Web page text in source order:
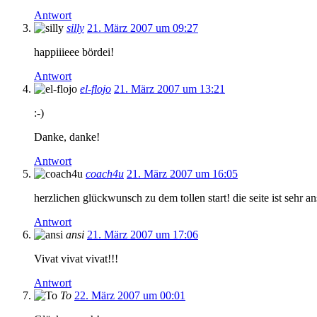
Antwort
silly 21. März 2007 um 09:27
happiiieee bördei!
Antwort
el-flojo 21. März 2007 um 13:21
:-)
Danke, danke!
Antwort
coach4u 21. März 2007 um 16:05
herzlichen glückwunsch zu dem tollen start! die seite ist sehr
Antwort
ansi 21. März 2007 um 17:06
Vivat vivat vivat!!!
Antwort
To 22. März 2007 um 00:01